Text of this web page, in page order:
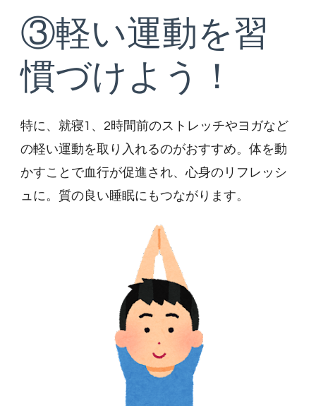
③軽い運動を習
慣づけよう！
特に、就寝1、2時間前のストレッチやヨガなど
の軽い運動を取り入れるのがおすすめ。体を動
かすことで血行が促進され、心身のリフレッシ
ュに。質の良い睡眠にもつながります。